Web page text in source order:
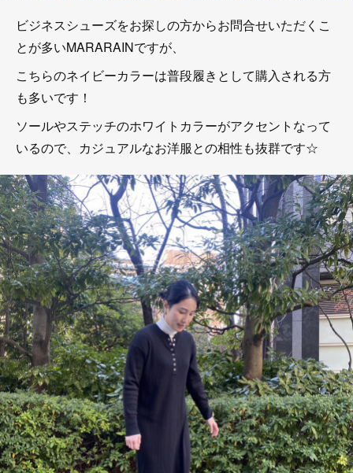
ビジネスシューズをお探しの方からお問合せいただくこ
とが多いMARARAINですが、
こちらのネイビーカラーは普段履きとして購入される方
も多いです！
ソールやステッチのホワイトカラーがアクセントなって
いるので、カジュアルなお洋服との相性も抜群です☆